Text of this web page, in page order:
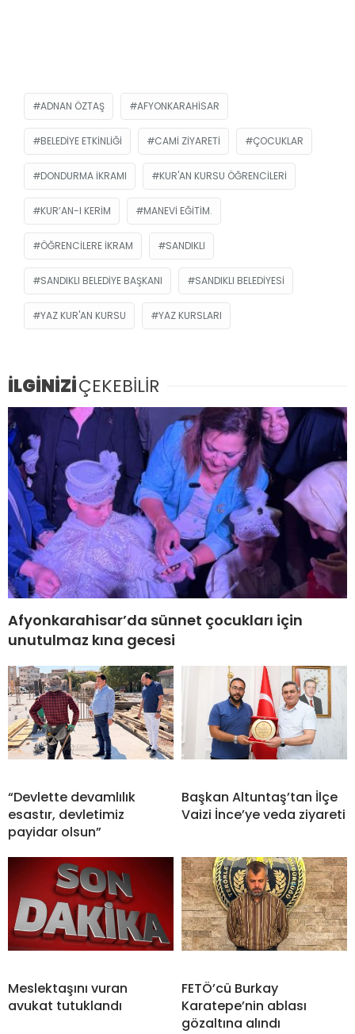
ADNAN ÖZTAŞ AFYONKARAHISAR
BELEDIYE ETKINLIĞI CAMI ZIYARETI ÇOCUKLAR
DONDURMA IKRAMI KUR'AN KURSU ÖĞRENCILERI
KUR’AN-I KERIM MANEVI EĞITIM.
ÖĞRENCILERE IKRAM SANDIKLI
SANDIKLI BELEDIYE BAŞKANI SANDIKLI BELEDIYESI
YAZ KUR'AN KURSU YAZ KURSLARI
İLGİNİZİÇEKEBİLİR
Afyonkarahisar’da sünnet çocukları için
unutulmaz kına gecesi
“Devlette devamlılık
esastır, devletimiz
payidar olsun”
Başkan Altuntaş’tan İlçe
Vaizi İnce’ye veda ziyareti
Meslektaşını vuran
avukat tutuklandı
FETÖ’cü Burkay
Karatepe’nin ablası
gözaltına alındı